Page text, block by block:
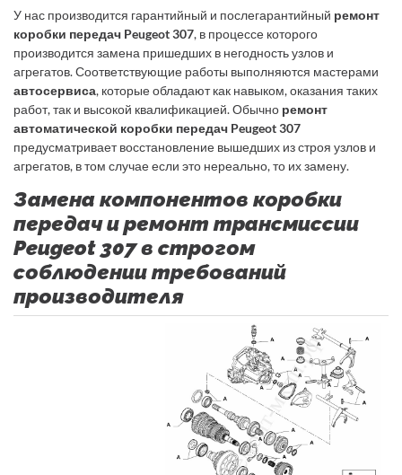
У нас производится гарантийный и послегарантийный ремонт
коробки передач Peugeot 307, в процессе которого
производится замена пришедших в негодность узлов и
агрегатов. Соответствующие работы выполняются мастерами
автосервиса, которые обладают как навыком, оказания таких
работ, так и высокой квалификацией. Обычно ремонт
автоматической коробки передач Peugeot 307
предусматривает восстановление вышедших из строя узлов и
агрегатов, в том случае если это нереально, то их замену.
Замена компонентов коробки
передач и ремонт трансмиссии
Peugeot 307 в строгом
соблюдении требований
производителя